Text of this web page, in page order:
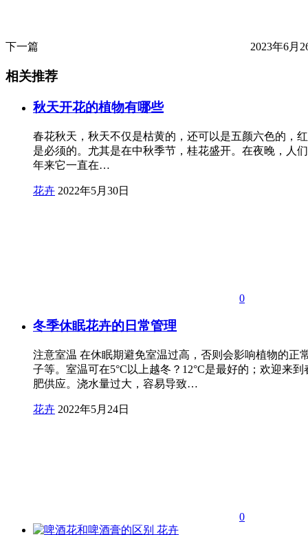
下一篇 2023年6月
相关推荐
秋天开花的植物有哪些
春花秋天，秋天不仅是枯黄的，还可以是五颜六色的，
是必须的。尤其是在中秋季节，桂花盛开。在夜晚，人
年来它一直在…
花卉 2022年5月30日
0
冬季休眠花卉的日常管理
注意室温 在休眠期避免室温过高，否则会影响植物的
子等。室温可在5°C以上越冬？12°C是最好的；欢迎来
肥供应。浇水量过大，容易导致…
花卉 2022年5月24日
0
花卉